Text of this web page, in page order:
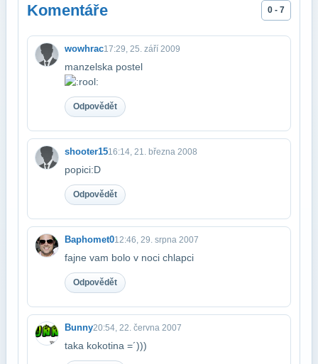
Komentáře 0 - 7
wowhrac17:29, 25. září 2009
manzelska postel
Odpovědět
shooter1516:14, 21. března 2008
popici:D
Odpovědět
Baphomet012:46, 29. srpna 2007
fajne vam bolo v noci chlapci
Odpovědět
Bunny20:54, 22. června 2007
taka kokotina =´)))